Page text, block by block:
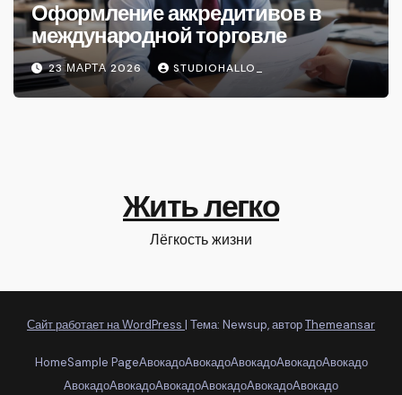
Оформление аккредитивов в
международной торговле
23 МАРТА 2026 STUDIOHALLO_
Жить легко
Лёгкость жизни
Сайт работает на WordPress | Тема: Newsup, авторThemeansar
HomeSample PageАвокадоАвокадоАвокадоАвокадоАвокадо
АвокадоАвокадоАвокадоАвокадоАвокадоАвокадо